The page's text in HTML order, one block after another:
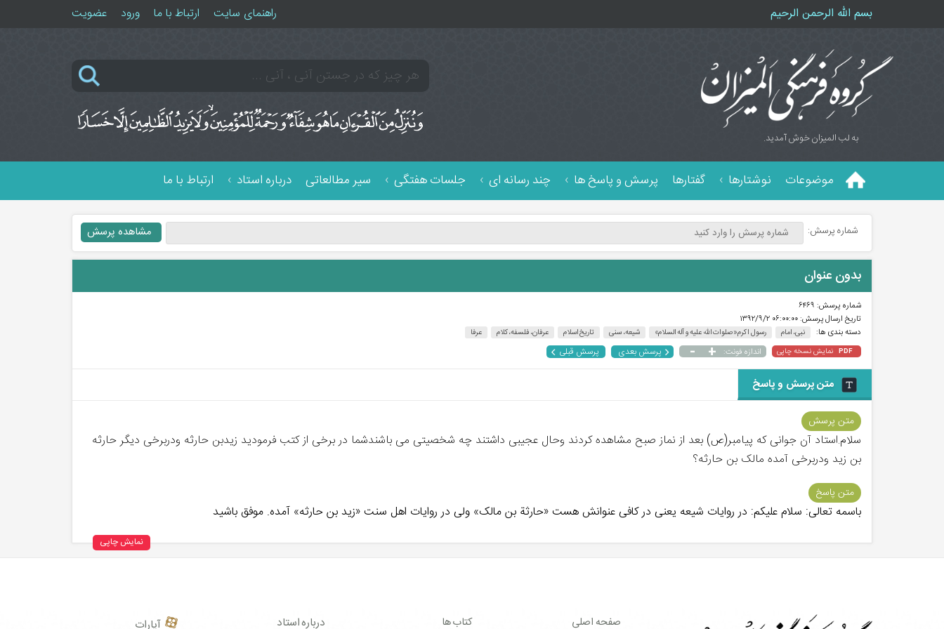
بسم الله الرحمن الرحیم راهنمای سایت ارتباط با ما ورود عضویت
به لب المیزان خوش آمدید.
موضوعات نوشتارها گفتارها پرسش و پاسخ ها چند رسانه ای جلسات هفتگی سیر مطالعاتی درباره استاد ارتباط با ما
شماره پرسش:
بدون عنوان
شماره پرسش: ۶۴۶۹
تاریخ ارسال پرسش:۰۶:۰۰:۰۰ ۱۳۹۲/۹/۲
دسته بندی ها:
نبی، امام رسول اکرم«صلوات الله علیه و آله السلام» شیعه، سنی تاریخ اسلام عرفان، فلسفه، کلام عرفا
PDF نمایش نسخه چاپی اندازه فونت: +
- پرسش بعدی پرسش قبلی
متن پرسش و پاسخ
متن پرسش
سلام.استاد آن جوانی که پیامبر(ص) بعد از نماز صبح مشاهده کردند وحال عجیبی داشتند چه شخصیتی می باشندشما در برخی از کتب فرمودید زیدبن حارثه ودربرخی دیگر حارثه
بن زید ودربرخی آمده مالک بن حارثه؟
متن پاسخ
باسمه تعالی: سلام علیکم: در روایات شیعه یعنی در کافی عنوانش هست «حارثة بن مالک» ولی در روایات اهل سنت «زید بن حارثه» آمده. موفق باشید
نمایش چاپی
صفحه اصلی کتاب ها درباره استاد آپارات